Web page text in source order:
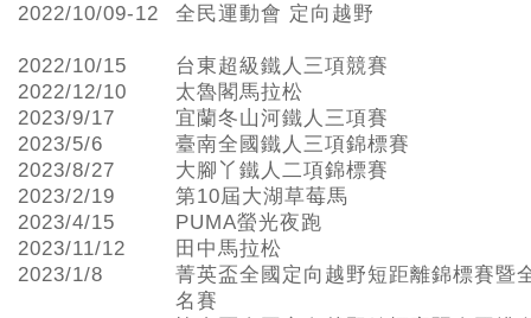
2022/10/09-12
全民運動會 定向越野
2022/10/15
台東超級鐵人三項競賽
2022/12/10
太魯閣馬拉松
2023/9/17
宜蘭冬山河鐵人三項賽
2023/5/6
臺南全國鐵人三項錦標賽
2023/8/27
大腳丫鐵人二項錦標賽
2023/2/19
第10屆大湖草莓馬
2023/4/15
PUMA螢光夜跑
2023/11/12
田中馬拉松
2023/1/8
菁英盃全國定向越野短距離錦標賽暨
名賽